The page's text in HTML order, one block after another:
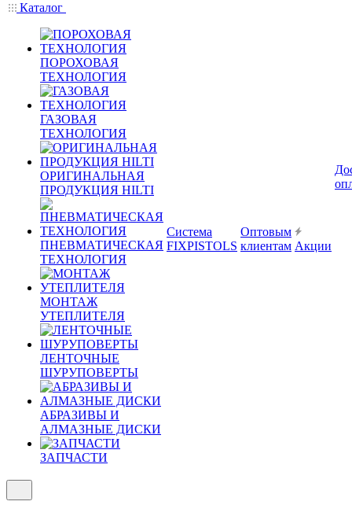
Каталог
ПОРОХОВАЯ
ТЕХНОЛОГИЯ
ГАЗОВАЯ
ТЕХНОЛОГИЯ
ОРИГИНАЛЬНАЯ
ПРОДУКЦИЯ HILTI
ПНЕВМАТИЧЕСКАЯ
ТЕХНОЛОГИЯ
МОНТАЖ
УТЕПЛИТЕЛЯ
ЛЕНТОЧНЫЕ
ШУРУПОВЕРТЫ
АБРАЗИВЫ И
АЛМАЗНЫЕ ДИСКИ
ЗАПЧАСТИ
Система
FIXPISTOLS
Оптовым
клиентам Акции